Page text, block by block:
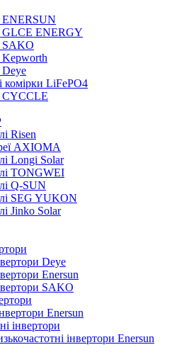
ENERSUN
GLCE ENERGY
SAKO
комірки LiFePO4
CYCCLE
Risen
AXIOMA
Longi Solar
TONGWEI
Q-SUN
SEG YUKON
Jinko Solar
Deye
Enersun
SAKO
Enersun
інвертори
інвертори Enersun